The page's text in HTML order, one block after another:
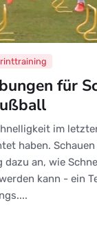
für
im
haben.
dazu an, wie
kann - ein